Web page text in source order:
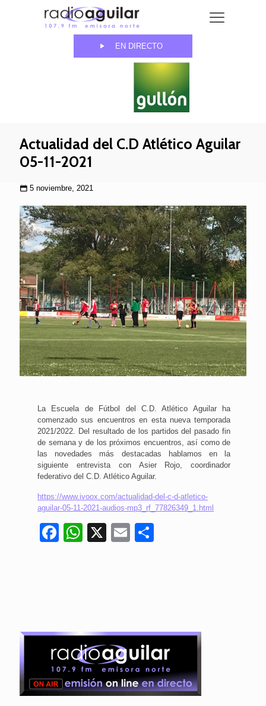
EN DIRECTO
Actualidad del C.D Atlético Aguilar
05-11-2021
5 noviembre, 2021
La Escuela de Fútbol del C.D. Atlético Aguilar ha
comenzado sus encuentros en esta nueva temporada
2021/2022. Del resultado de los partidos del pasado fin
de semana y de los próximos encuentros, así como de
las novedades más destacadas hablamos en la
siguiente entrevista con Asier Rojo, coordinador
federativo del C.D. Atlético Aguilar.
https://www.ivoox.com/actualidad-del-c-d-atletico-
aguilar-05-11-2021-audios-mp3_rf_77826349_1.html
Facebook
WhatsApp
X Email